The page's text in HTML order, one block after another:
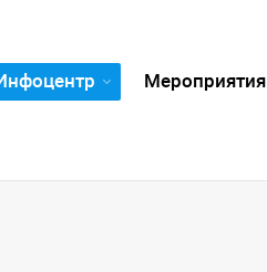
Мероприятия